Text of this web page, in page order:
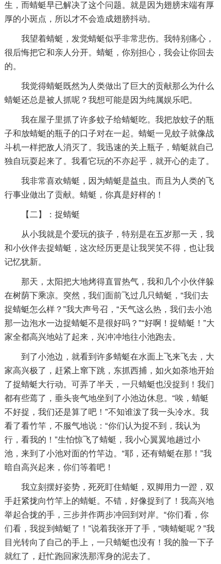
生，而蜻蜓早已解决了这个问题。就是因为翅膀末端有厚
厚的小斑点，所以才不会造成翅膀抖动。
我望着蜻蜓，发觉蜻蜓似乎非常悲伤。我特别痛心，
很后悔把它和亲人分开。蜻蜓，你别担心，我会让你回去
的。
我觉得蜻蜓既然为人类做出了巨大的贡献那么为什么
蜻蜓还总是被人抓呢？我想可能是因为纯属娱乐吧。
我在屋子里抓了许多蚊子给蜻蜓吃。我把放蚊子的瓶
子和放蜻蜓的瓶子的口子对在一起。蜻蜓一见蚊子就像战
斗机一样把敌人消灭了。我迅速的关上瓶子，蜻蜓就自己
独自玩耍起来了。我看它玩的不亦起乎，就开心的走了。
我非常喜欢蜻蜓，因为蜻蜓是益虫。而且为人类的飞
行事业做出了贡献。蜻蜓，你真是好样的！
【二】：捉蜻蜓
从小我就是个爱玩的孩子，特别是在五岁那一天，我
和小伙伴去捉蜻蜓，这次经历更是让我哭笑不得，也让我
记忆犹新。
那天，太阳把大地烤得直冒热气，我和几个小伙伴躲
在树荫下乘凉。突然，我们面前飞过几只蜻蜓，“我们去
捉蜻蜓怎么样？”我大声号召，“天气这么热，我们去小池
那一边泡水一边捉蜻蜓不是很好吗？”“好啊！捉蜻蜓！”大
家全都高兴地站了起来，兴冲冲地往小池跑去。
到了小池边，就看到许多蜻蜓在水面上飞来飞去，大
家高兴极了，赶紧上窜下跳，东抓西捕，如火如荼地开始
了捉蜻蜓大行动。可弄了半天，一只蜻蜓也没捉到！我们
都有些蔫了，垂头丧气地坐到了小池边休息。“唉，蜻蜓
不好捉，我们还是算了吧！”不知谁泼了我一头冷水。我
看了看竹竿，不服气地说：“你们认为捉不到，我认为
行，看我的！”生怕惊飞了蜻蜓，我小心翼翼地趟过小
池，来到了小池对面的竹竿边。“耶，还有蜻蜓在那！”我
暗自高兴起来，你们等着吧！
我立刻摆好姿势，死死盯住蜻蜓，双脚用力一蹬，双
手赶紧拢向竹竿上的蜻蜓。不错，好像捉到了！我高兴地
举起合拢的手，三步并作两步冲回到对岸。“你们看，你
们看，我捉到蜻蜓了！”说着我张开了手，“咦蜻蜓呢？”我
目光转向了自己的手上，一只蜻蜓也没有！我的脸一下子
就红了，赶忙跑回家洗那浑身的泥去了。